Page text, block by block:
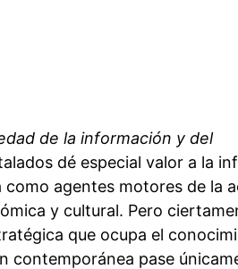
de la información y del
dé especial valor a la
agentes motores de la
y cultural. Pero
que ocupa el
contemporánea pase